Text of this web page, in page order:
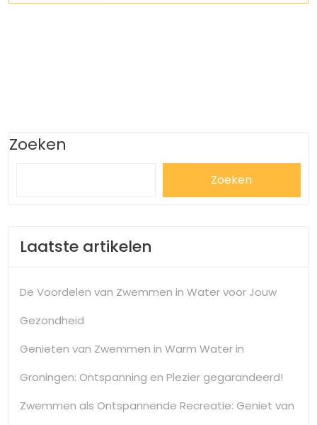
Zoeken
Zoeken
Laatste artikelen
De Voordelen van Zwemmen in Water voor Jouw
Gezondheid
Genieten van Zwemmen in Warm Water in
Groningen: Ontspanning en Plezier gegarandeerd!
Zwemmen als Ontspannende Recreatie: Geniet van